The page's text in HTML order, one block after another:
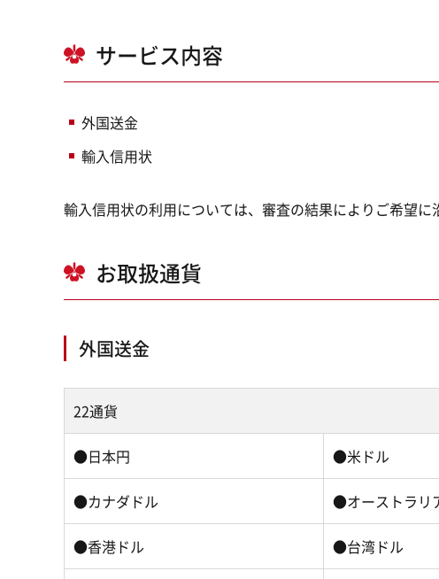
サービス内容
外国送金
輸入信用状
輸入信用状の利用については、審査の結果によりご希望
お取扱通貨
外国送金
22通貨
●日本円 ●米ドル
●カナダドル ●オーストラリ
●香港ドル ●台湾ドル